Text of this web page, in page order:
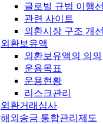
글로벌 규범 이행
관련 사이트
외환시장 구조 개
외환보유액
외환보유액의 의의
운용목표
운용현황
리스크관리
외환거래심사
해외송금 통합관리제도